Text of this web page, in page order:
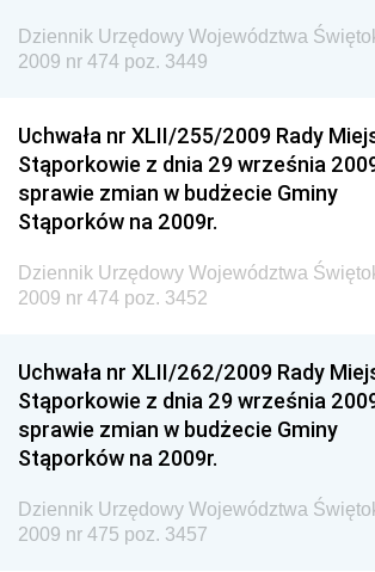
Dziennik Urzędowy Ministra Klimatu i
Narodowego i Sportu
Dziennik Urzędowy Ministra Finansów,
Polityki Regionalnej
Dziennik Urzędowy Ministra Rozwoju,
Technologii
Dziennik Urzędowy Ministra Kultury,
Dziennik Urzędowy Ministra Rodziny i
Społecznej
Dziennik Urzędowy Komendy Głównej
Granicznej
Dziennik Urzędowy Głównego
Drogowego
Dziennik Urzędowy Województwa
2009 nr 474 poz. 3449
Uchwała nr XLII/255/2009 Rady
Stąporkowie z dnia 29 września
sprawie zmian w budżecie Gminy
Stąporków na 2009r.
Dziennik Urzędowy Województwa
2009 nr 474 poz. 3452
Uchwała nr XLII/262/2009 Rady
Stąporkowie z dnia 29 września
sprawie zmian w budżecie Gminy
Stąporków na 2009r.
Dziennik Urzędowy Województwa
2009 nr 475 poz. 3457